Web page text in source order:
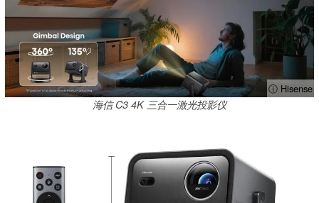
ⓘ Hisense
海信 C3 4K 三合一激光投影仪